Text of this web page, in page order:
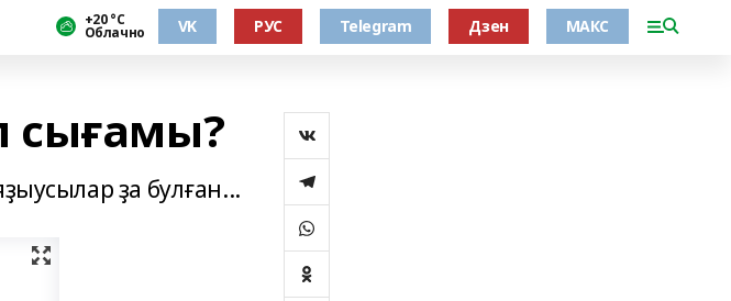
+20 °С
Облачно VK РУС Telegram Дзен МАКС
сығамы?
ҙа булған...